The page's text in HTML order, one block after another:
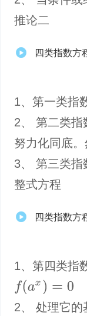
推论二
四类指数方
1、第一类指
2、 第二类指
努力化同底
3、 第三类指
整式方程
四类指数方
1、第四类指
(ax )=0
2、 处理它的